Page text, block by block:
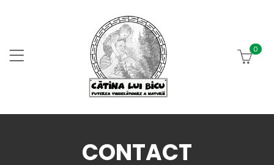
0
CONTACT